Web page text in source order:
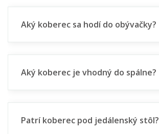
Aký koberec sa hodí do obývačky?
Aký koberec je vhodný do spálne?
Patrí koberec pod jedálenský stôl?